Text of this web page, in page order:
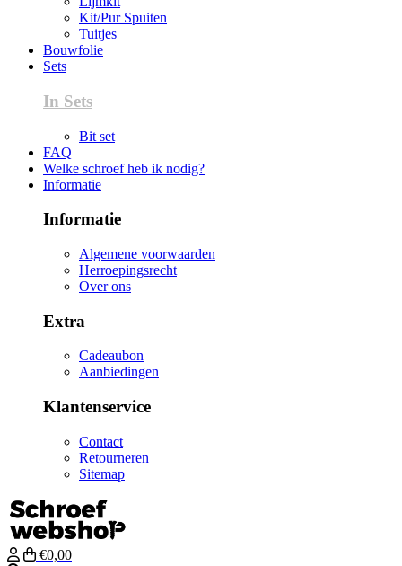
Kit/Pur Spuiten
Tuitjes
Bouwfolie
Sets
In Sets
Bit set
FAQ
Welke schroef heb ik nodig?
Informatie
Informatie
Algemene voorwaarden
Herroepingsrecht
Over ons
Extra
Cadeaubon
Aanbiedingen
Klantenservice
Contact
Retourneren
Sitemap
€0,00